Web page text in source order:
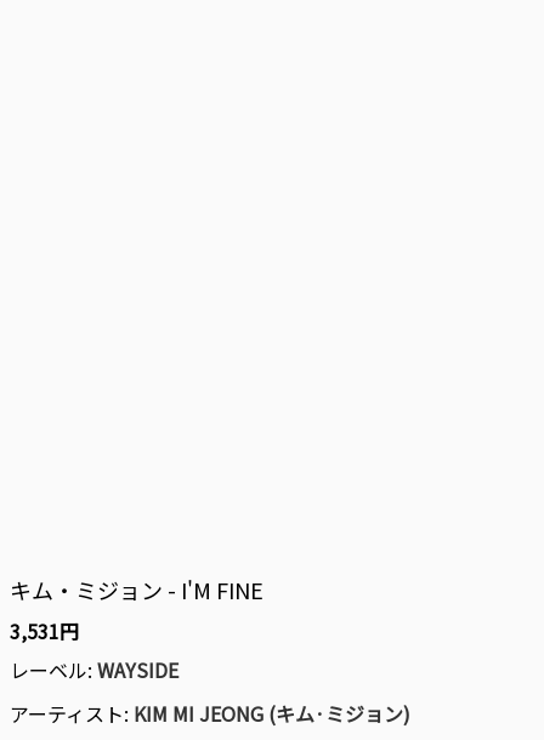
キム・ミジョン - I'M FINE
3,531円
レーベル: WAYSIDE
アーティスト: KIM MI JEONG (キム·ミジョン)